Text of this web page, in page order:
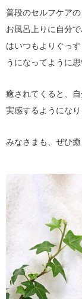
普段のセルフケア
お風呂上りに自分
はいつもよりぐっ
うになってように思
癒されてくると、
実感するようになり
みなさまも、ぜひ